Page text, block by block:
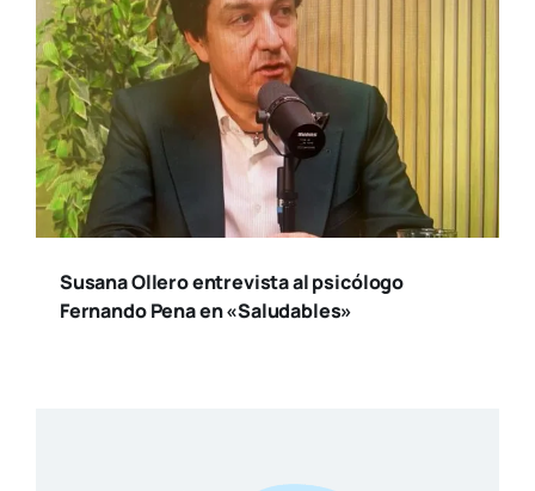
Susana Ollero entrevista al psicólogo
Fernando Pena en «Saludables»